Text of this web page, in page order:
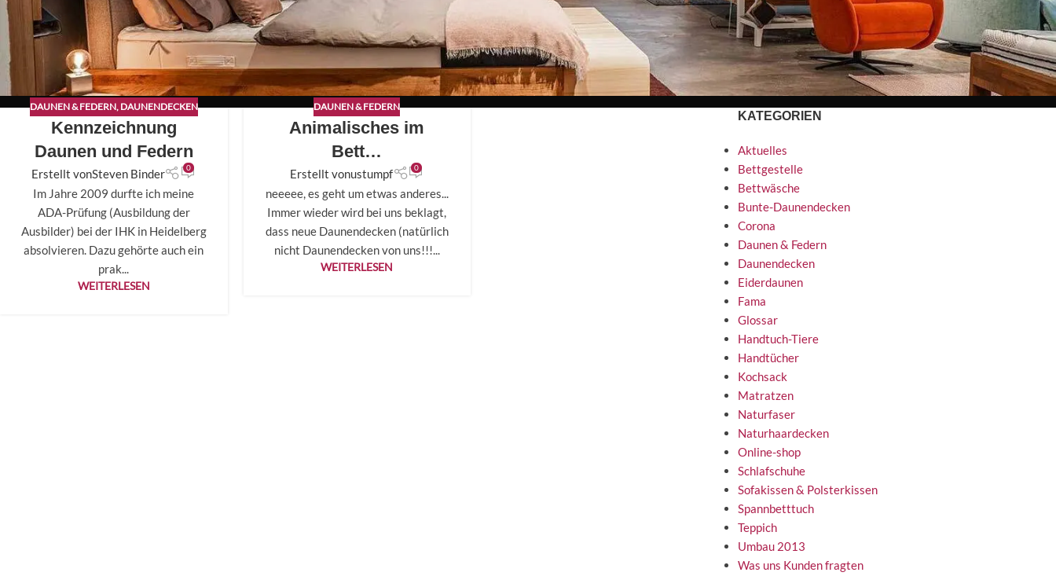
DAUNEN & FEDERN, DAUNENDECKEN
Kennzeichnung
Daunen und Federn
Erstellt vonSteven Binder 0
Im Jahre 2009 durfte ich meine
ADA-Prüfung (Ausbildung der
Ausbilder) bei der IHK in Heidelberg
absolvieren. Dazu gehörte auch ein
prak...
WEITERLESEN
DAUNEN & FEDERN
Animalisches im
Bett…
Erstellt vonustumpf 0
neeeee, es geht um etwas anderes...
Immer wieder wird bei uns beklagt,
dass neue Daunendecken (natürlich
nicht Daunendecken von uns!!!...
WEITERLESEN
KATEGORIEN
Aktuelles
Bettgestelle
Bettwäsche
Bunte-Daunendecken
Corona
Daunen & Federn
Daunendecken
Eiderdaunen
Fama
Glossar
Handtuch-Tiere
Handtücher
Kochsack
Matratzen
Naturfaser
Naturhaardecken
Online-shop
Schlafschuhe
Sofakissen & Polsterkissen
Spannbetttuch
Teppich
Umbau 2013
Was uns Kunden fragten